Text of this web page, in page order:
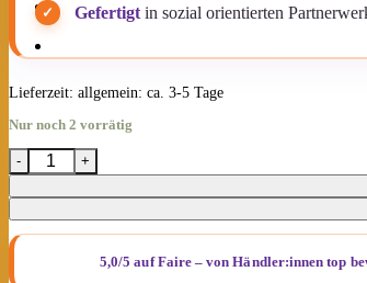
HÄNDLER WERDEN
Gefertigt in sozial orientierten
Lieferzeit: allgemein: ca. 3-5 Tage
Nur noch 2 vorrätig
Beadbags Bauchtasche aus recycelten